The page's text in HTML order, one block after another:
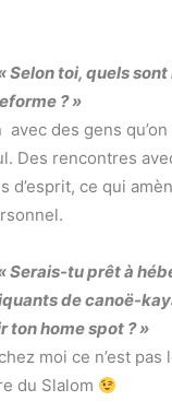
Selon toi, quels
? »
des gens qu’on
Des rencontres
d’esprit, ce qui
Serais-tu prêt à
de canoë-
ton home spot ? »
moi ce n’est
du Slalom